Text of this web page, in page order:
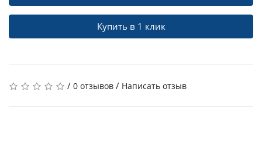
Купить в 1 клик
/ 0 отзывов / Написать отзыв